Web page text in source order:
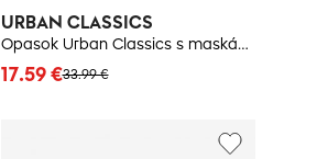
URBAN CLASSICS
Opasok Urban Classics s maskáčovým vzorom
33.99 €
17.59 €